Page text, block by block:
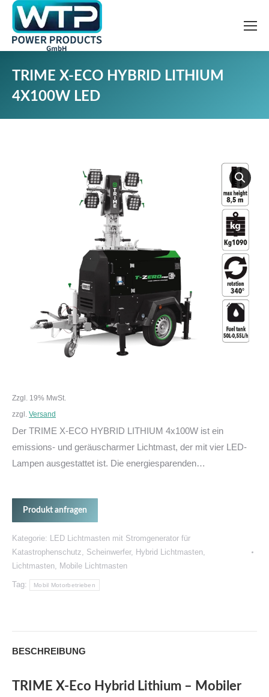
TRIME X-ECO HYBRID LITHIUM
4X100W LED
Zzgl. 19% MwSt.
zzgl. Versand
Der TRIME X-ECO HYBRID LITHIUM 4x100W ist ein
emissions- und geräuscharmer Lichtmast, der mit vier LED-
Lampen ausgestattet ist. Die energiesparenden…
Produkt anfragen
Kategorie: LED Lichtmasten mit Stromgenerator für
Katastrophenschutz, Scheinwerfer, Hybrid Lichtmasten,
Lichtmasten, Mobile Lichtmasten
Tag: Mobil Motorbetrieben
BESCHREIBUNG
TRIME X-Eco Hybrid Lithium – Mobiler